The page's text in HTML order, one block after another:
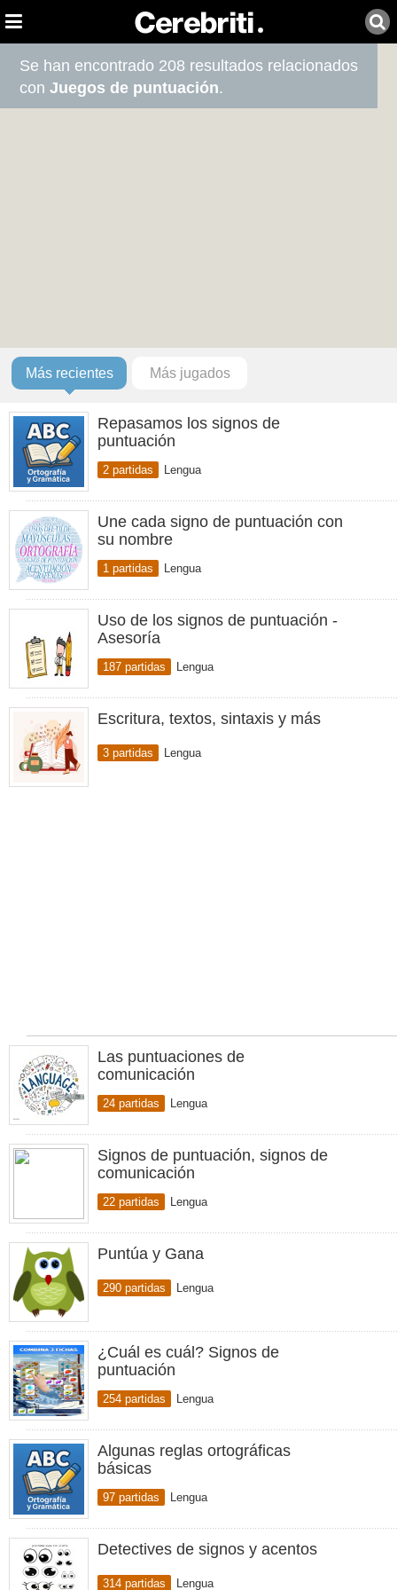
Se han encontrado 208 resultados relacionados
conJuegos de puntuación.
Más recientes Más jugados
Repasamos los signos de
puntuación
2 partidas Lengua
Une cada signo de puntuación con
su nombre
1 partidas Lengua
Uso de los signos de puntuación -
Asesoría
187 partidas Lengua
Escritura, textos, sintaxis y más
3 partidas Lengua
Las puntuaciones de
comunicación
24 partidas Lengua
Signos de puntuación, signos de
comunicación
22 partidas Lengua
Puntúa y Gana
290 partidas Lengua
¿Cuál es cuál? Signos de
puntuación
254 partidas Lengua
Algunas reglas ortográficas
básicas
97 partidas Lengua
Detectives de signos y acentos
314 partidas Lengua